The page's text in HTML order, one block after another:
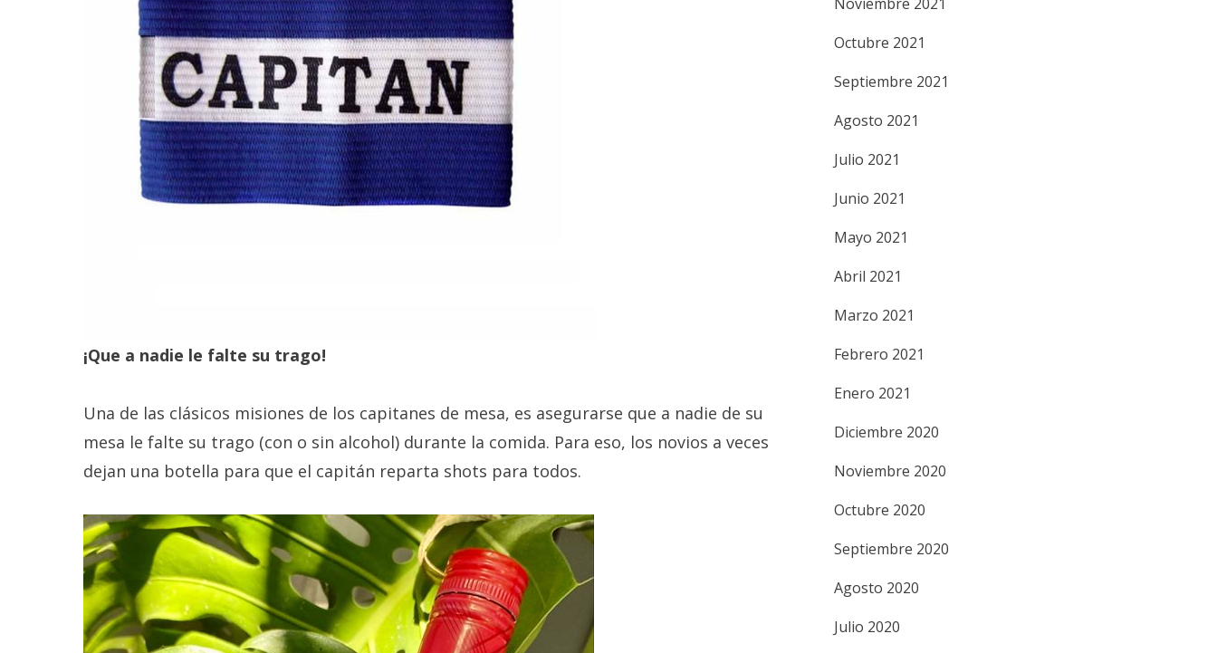
¡Que a nadie le falte su trago!
Una de las clásicos misiones de los capitanes de mesa, es asegurarse que a nadie de su
mesa le falte su trago (con o sin alcohol) durante la comida. Para eso, los novios a veces
dejan una botella para que el capitán reparta shots para todos.
Octubre 2021
Septiembre 2021
Agosto 2021
Julio 2021
Junio 2021
Mayo 2021
Abril 2021
Marzo 2021
Febrero 2021
Enero 2021
Diciembre 2020
Noviembre 2020
Octubre 2020
Septiembre 2020
Agosto 2020
Julio 2020